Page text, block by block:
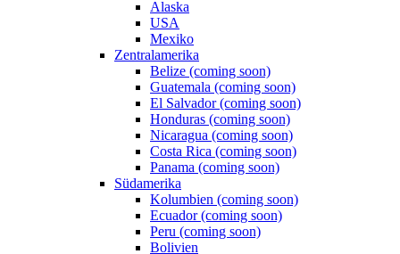
Alaska
USA
Mexiko
Zentralamerika
Belize (coming soon)
Guatemala (coming soon)
El Salvador (coming soon)
Honduras (coming soon)
Nicaragua (coming soon)
Costa Rica (coming soon)
Panama (coming soon)
Südamerika
Kolumbien (coming soon)
Ecuador (coming soon)
Peru (coming soon)
Bolivien